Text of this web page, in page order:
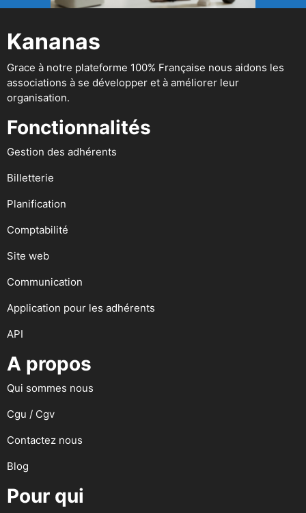
Kananas
Grace à notre plateforme 100% Française nous aidons les
associations à se développer et à améliorer leur
organisation.
Fonctionnalités
Gestion des adhérents
Billetterie
Planification
Comptabilité
Site web
Communication
Application pour les adhérents
API
A propos
Qui sommes nous
Cgu / Cgv
Contactez nous
Blog
Pour qui